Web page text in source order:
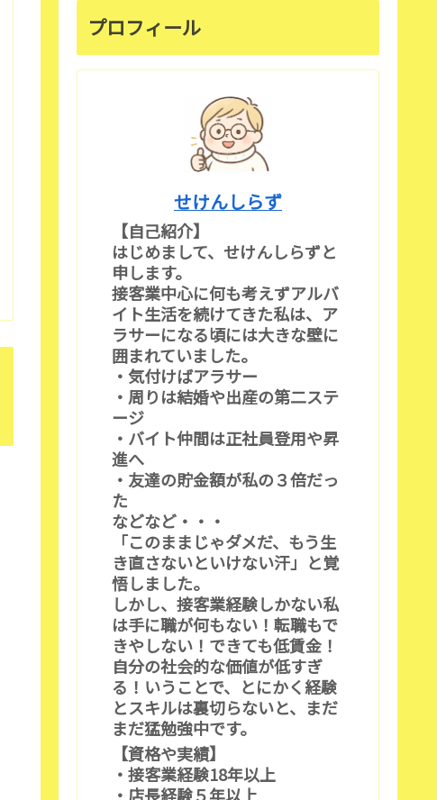
プロフィール
せけんしらず
【自己紹介】
はじめまして、せけんしらずと
申します。
接客業中心に何も考えずアルバ
イト生活を続けてきた私は、ア
ラサーになる頃には大きな壁に
囲まれていました。
・気付けばアラサー
・周りは結婚や出産の第二ステ
ージ
・バイト仲間は正社員登用や昇
進へ
・友達の貯金額が私の３倍だっ
た
などなど・・・
「このままじゃダメだ、もう生
き直さないといけない汗」と覚
悟しました。
しかし、接客業経験しかない私
は手に職が何もない！転職もで
きやしない！できても低賃金！
自分の社会的な価値が低すぎ
る！いうことで、とにかく経験
とスキルは裏切らないと、まだ
まだ猛勉強中です。
【資格や実績】
・接客業経験18年以上
・店長経験５年以上